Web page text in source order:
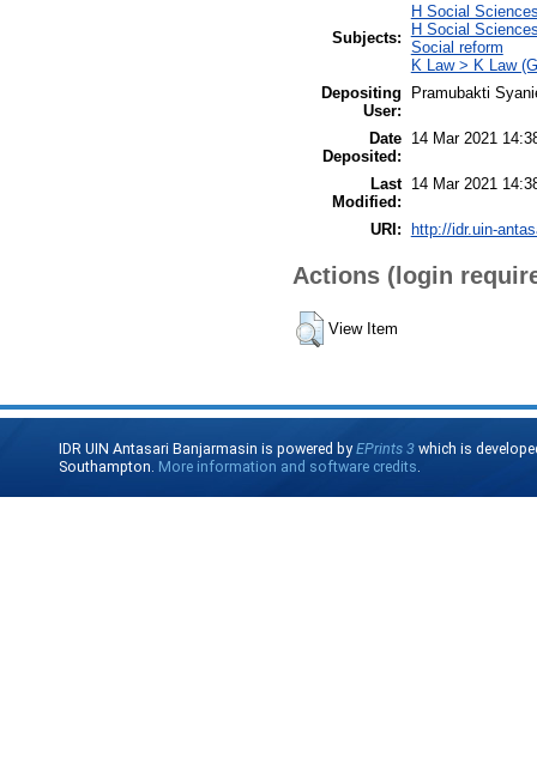
Subjects:
H Social
H Social
Social reform
K Law > K Law
Depositing
User:
Pramubakti
Date
Deposited:
14 Mar 2021
Last
Modified:
14 Mar 2021
URI: http://idr.uin-
Actions (login
View Item
IDR UIN Antasari Banjarmasin is powered byEPrints 3 which is
Southampton. More information and software credits.